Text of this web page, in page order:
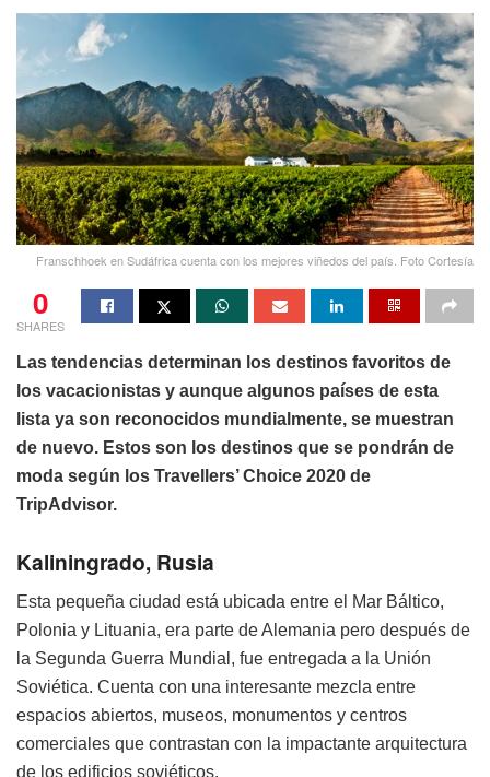
Franschhoek en Sudáfrica cuenta con los mejores viñedos del país. Foto Cortesía
0
SHARES
Las tendencias determinan los destinos favoritos de
los vacacionistas y aunque algunos países de esta
lista ya son reconocidos mundialmente, se muestran
de nuevo. Estos son los destinos que se pondrán de
moda según los Travellers’ Choice 2020 de
TripAdvisor.
Kaliningrado, Rusia
Esta pequeña ciudad está ubicada entre el Mar Báltico,
Polonia y Lituania, era parte de Alemania pero después de
la Segunda Guerra Mundial, fue entregada a la Unión
Soviética. Cuenta con una interesante mezcla entre
espacios abiertos, museos, monumentos y centros
comerciales que contrastan con la impactante arquitectura
de los edificios soviéticos.